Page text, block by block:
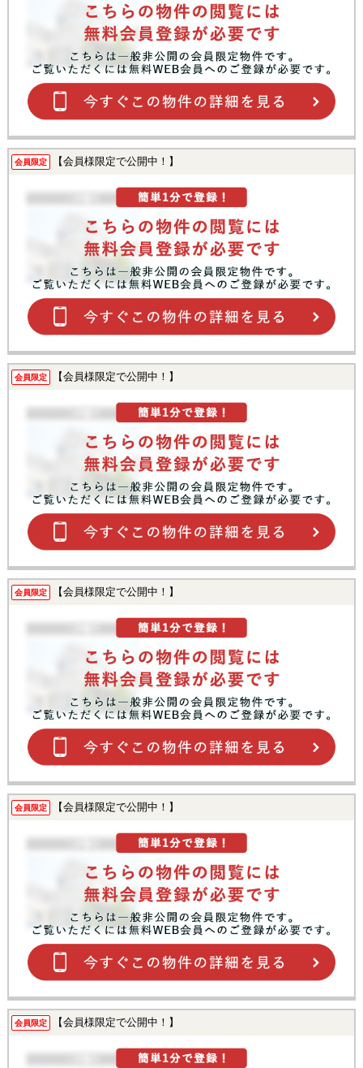
会員限定 【会員様限定で公開中！】
会員限定 【会員様限定で公開中！】
会員限定 【会員様限定で公開中！】
会員限定 【会員様限定で公開中！】
会員限定 【会員様限定で公開中！】